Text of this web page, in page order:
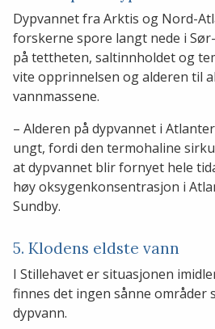
Dypvannet fra Arktis og Nord-
forskerne spore langt nede i
på tettheten, saltinnholdet og
vite opprinnelsen og alderen til
vannmassene.
– Alderen på dypvannet i
ungt, fordi den termohaline
at dypvannet blir fornyet hele
høy oksygenkonsentrasjon i
Sundby.
5. Klodens eldste vann
I Stillehavet er situasjonen
finnes det ingen sånne områder
dypvann.